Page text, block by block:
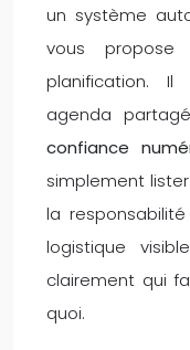
un système
vous
planification.
agenda
confiance
simplement
la
logistique
clairement qui
quoi.